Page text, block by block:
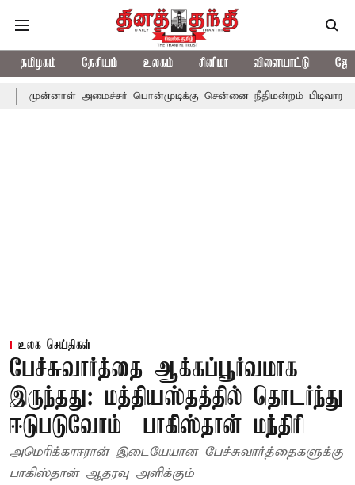
தமிழகம் தேசியம் உலகம் சினிமா விளையாட்டு
அமைச்சர் பொன்முடிக்கு சென்னை நீதிமன்றம் பிடிவாராண்ட்
உலக செய்திகள்
பேச்சுவார்த்தை ஆக்கப்பூர்வமாக
இருந்தது: மத்தியஸ்தத்தில் தொடர்ந்து
ஈடுபடுவோம் – பாகிஸ்தான் மந்திரி
அமெரிக்கா–ஈரான் இடையேயான பேச்சுவார்த்தைகளுக்கு
பாகிஸ்தான் ஆதரவு அளிக்கும்